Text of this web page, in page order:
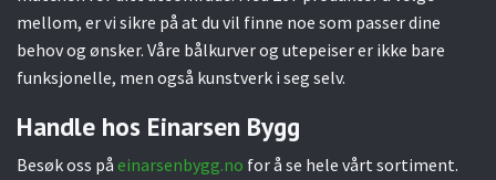
mellom, er vi sikre på at du vil finne noe som passer dine
behov og ønsker. Våre bålkurver og utepeiser er ikke bare
funksjonelle, men også kunstverk i seg selv.
Handle hos Einarsen Bygg
Besøk oss på einarsenbygg.no for å se hele vårt sortiment.